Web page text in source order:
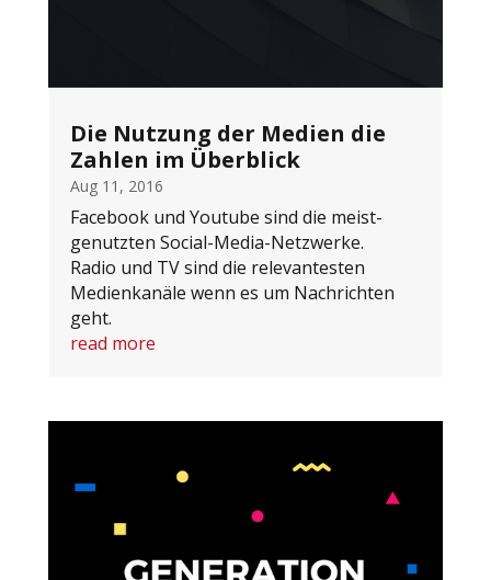
Die Nutzung der Medien die
Zahlen im Überblick
Aug 11, 2016
Facebook und Youtube sind die meist-
genutzten Social-Media-Netzwerke.
Radio und TV sind die relevantesten
Medienkanäle wenn es um Nachrichten
geht.
read more